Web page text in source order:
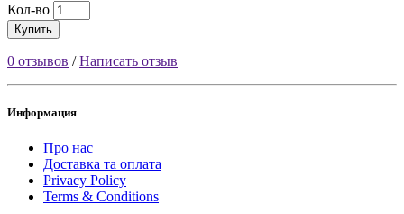
Кол-во
Купить
0 отзывов /Написать отзыв
Информация
Про нас
Доставка та оплата
Privacy Policy
Terms & Conditions